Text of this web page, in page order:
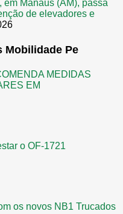
Manaus (AM), passa
de elevadores e
Mobilidade Pe
MEDIDAS
EM
o OF-1721
os novos NB1 Trucados